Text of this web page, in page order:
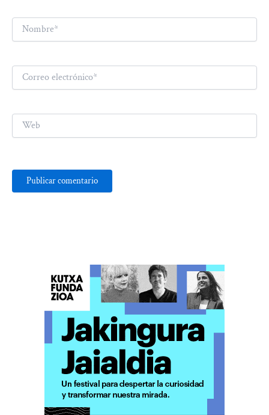
Nombre*
Correo
electrónico*
Web